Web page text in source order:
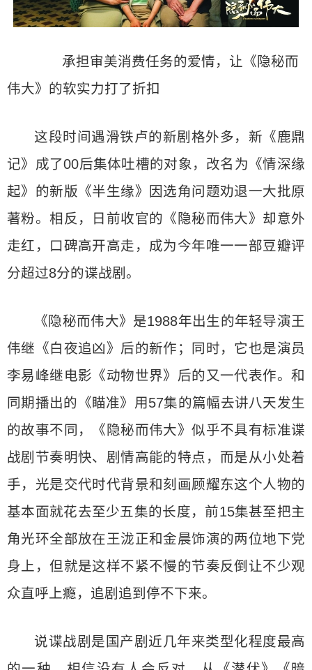
承担审美消费任务的爱情，让《隐秘而
伟大》的软实力打了折扣
这段时间遇滑铁卢的新剧格外多，新《鹿鼎
记》成了00后集体吐槽的对象，改名为《情深缘
起》的新版《半生缘》因选角问题劝退一大批原
著粉。相反，日前收官的《隐秘而伟大》却意外
走红，口碑高开高走，成为今年唯一一部豆瓣评
分超过8分的谍战剧。
《隐秘而伟大》是1988年出生的年轻导演王
伟继《白夜追凶》后的新作；同时，它也是演员
李易峰继电影《动物世界》后的又一代表作。和
同期播出的《瞄准》用57集的篇幅去讲八天发生
的故事不同，《隐秘而伟大》似乎不具有标准谍
战剧节奏明快、剧情高能的特点，而是从小处着
手，光是交代时代背景和刻画顾耀东这个人物的
基本面就花去至少五集的长度，前15集甚至把主
角光环全部放在王泷正和金晨饰演的两位地下党
身上，但就是这样不紧不慢的节奏反倒让不少观
众直呼上瘾，追剧追到停不下来。
说谍战剧是国产剧近几年来类型化程度最高